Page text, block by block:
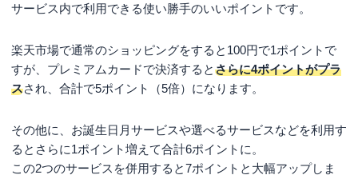
サービス内で利用できる使い勝手のいいポイントです。
楽天市場で通常のショッピングをすると100円で1ポイントで
すが、プレミアムカードで決済するとさらに4ポイントがプラ
スされ、合計で5ポイント（5倍）になります。
その他に、お誕生日月サービスや選べるサービスなどを利用す
るとさらに1ポイント増えて合計6ポイントに。
この2つのサービスを併用すると7ポイントと大幅アップしま